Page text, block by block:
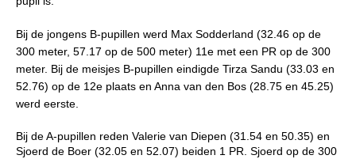
Bij de jongens B-pupillen werd Max Sodderland (32.46 op de
300 meter, 57.17 op de 500 meter) 11e met een PR op de 300
meter. Bij de meisjes B-pupillen eindigde Tirza Sandu (33.03 en
52.76) op de 12e plaats en Anna van den Bos (28.75 en 45.25)
werd eerste.
Bij de A-pupillen reden Valerie van Diepen (31.54 en 50.35) en
Sjoerd de Boer (32.05 en 52.07) beiden 1 PR. Sjoerd op de 300